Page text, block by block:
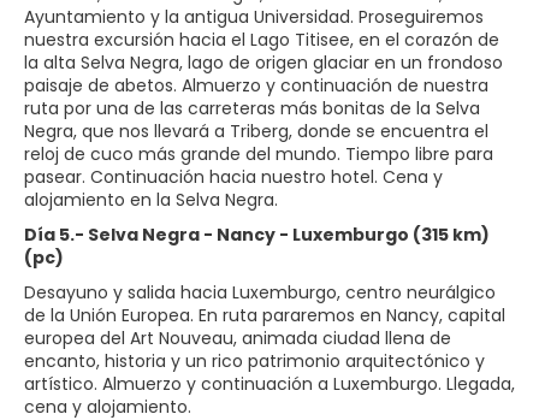
Ayuntamiento y la antigua Universidad. Proseguiremos
nuestra excursión hacia el Lago Titisee, en el corazón de
la alta Selva Negra, lago de origen glaciar en un frondoso
paisaje de abetos. Almuerzo y continuación de nuestra
ruta por una de las carreteras más bonitas de la Selva
Negra, que nos llevará a Triberg, donde se encuentra el
reloj de cuco más grande del mundo. Tiempo libre para
pasear. Continuación hacia nuestro hotel. Cena y
alojamiento en la Selva Negra.
Día 5.- Selva Negra - Nancy - Luxemburgo (315 km)
(pc)
Desayuno y salida hacia Luxemburgo, centro neurálgico
de la Unión Europea. En ruta pararemos en Nancy, capital
europea del Art Nouveau, animada ciudad llena de
encanto, historia y un rico patrimonio arquitectónico y
artístico. Almuerzo y continuación a Luxemburgo. Llegada,
cena y alojamiento.